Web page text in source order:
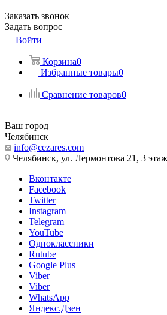
Заказать звонок
Задать вопрос
Войти
Корзина0
Избранные товары0
Сравнение товаров0
Ваш город
Челябинск
info@cezares.com
Челябинск, ул. Лермонтова 21, 3
Вконтакте
Facebook
Twitter
Instagram
Telegram
YouTube
Одноклассники
Rutube
Google Plus
Viber
Viber
WhatsApp
Яндекс.Дзен